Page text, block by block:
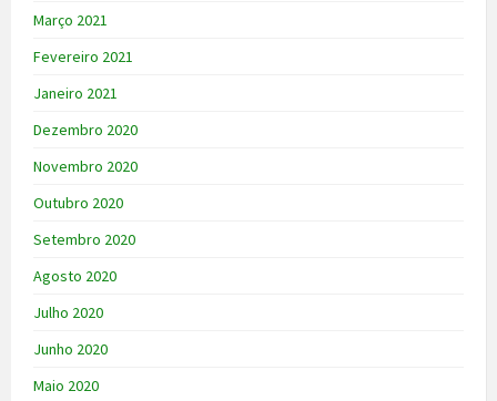
Março 2021
Fevereiro 2021
Janeiro 2021
Dezembro 2020
Novembro 2020
Outubro 2020
Setembro 2020
Agosto 2020
Julho 2020
Junho 2020
Maio 2020